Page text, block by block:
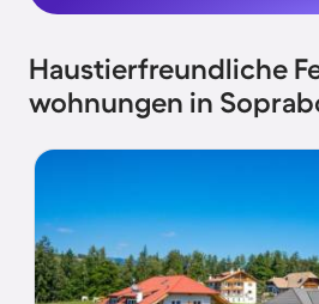
Haustierfreundliche
wohnungen in